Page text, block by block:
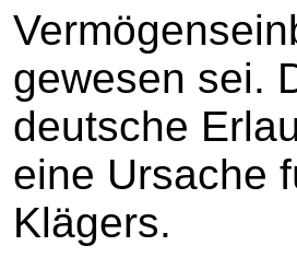
gewesen sei.
deutsche
eine Ursache
Klägers.